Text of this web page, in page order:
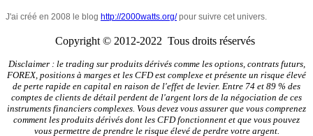
J'ai créé en 2008 le blog http://2000watts.org/pour suivre cet univers.
Copyright © 2012-2022 Tous droits réservés
Disclaimer : le trading sur produits dérivés comme les options, contrats futurs,
FOREX, positions à marges et les CFD est complexe et présente un risque élevé
de perte rapide en capital en raison de l'effet de levier. Entre 74 et 89 % des
comptes de clients de détail perdent de l'argent lors de la négociation de ces
instruments financiers complexes. Vous devez vous assurer que vous comprenez
comment les produits dérivés dont les CFD fonctionnent et que vous pouvez
vous permettre de prendre le risque élevé de perdre votre argent.